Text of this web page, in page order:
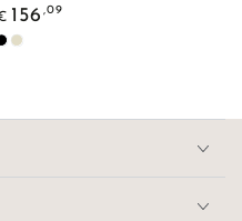
156 ,09
NegroTravertino